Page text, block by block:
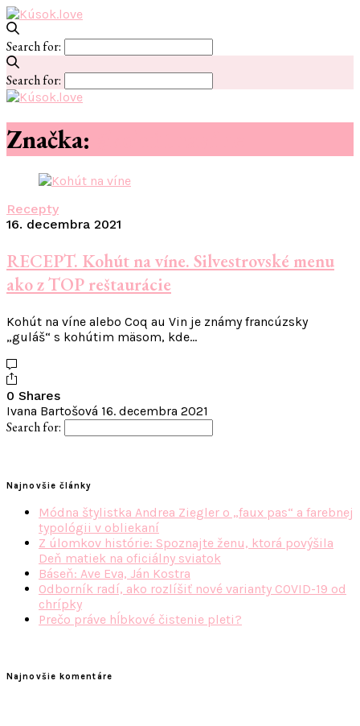
Search for:
Search for:
Značka:
Recepty
16. decembra 2021
RECEPT. Kohút na víne. Silvestrovské menu
ako z TOP reštaurácie
Kohút na víne alebo Coq au Vin je známy francúzsky
„guláš“ s kohútim mäsom, kde…
0 Shares
Ivana Bartošová 16. decembra 2021
Search for:
Najnovšie články
Módna štylistka Andrea Ziegler o „faux pas“ a farebnej
typológii v obliekaní
Z úlomkov histórie: Spoznajte ženu, ktorá povýšila
Deň matiek na oficiálny sviatok
Báseň: Ave Eva, Ján Kostra
Odborník radí, ako rozlíšiť nové varianty COVID-19 od
chrípky
Prečo práve hĺbkové čistenie pleti?
Najnovšie komentáre